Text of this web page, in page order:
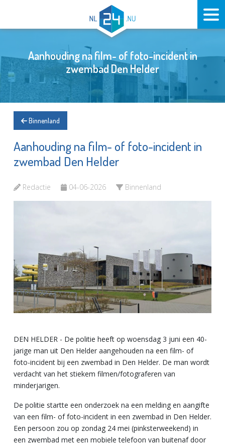
Aanhouding na film- of foto-incident in
zwembad Den Helder
Binnenland
Aanhouding na film- of foto-incident in
zwembad Den Helder
Redactie 04-06-2026 Binnenland
DEN HELDER - De politie heeft op woensdag 3 juni een 40-
jarige man uit Den Helder aangehouden na een film- of
foto-incident bij een zwembad in Den Helder. De man wordt
verdacht van het stiekem filmen/fotograferen van
minderjarigen.
De politie startte een onderzoek na een melding en aangifte
van een film- of foto-incident in een zwembad in Den Helder.
Een persoon zou op zondag 24 mei (pinksterweekend) in
een zwembad met een mobiele telefoon van buitenaf door